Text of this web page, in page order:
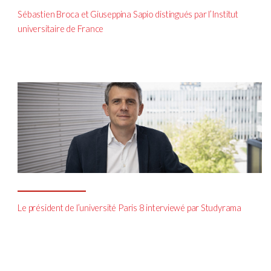
Sébastien Broca et Giuseppina Sapio distingués par l’Institut
universitaire de France
Le président de l’université Paris 8 interviewé par Studyrama